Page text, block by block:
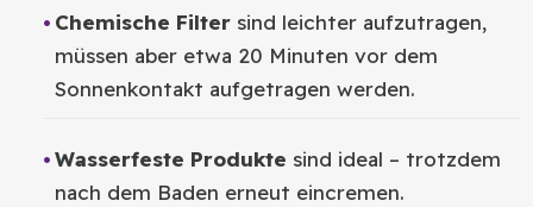
Chemische Filtersind leichter aufzutragen,
müssen aber etwa 20 Minuten vor dem
Sonnenkontakt aufgetragen werden.
Wasserfeste Produkte sind ideal – trotzdem
nach dem Baden erneut eincremen.